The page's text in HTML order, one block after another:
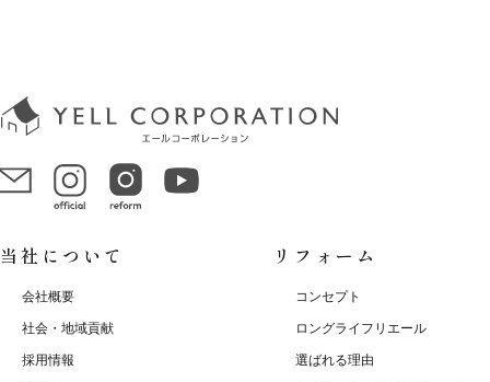
当社について
会社概要
社会・地域貢献
採用情報
リフォーム
コンセプト
ロングライフリエール
選ばれる理由